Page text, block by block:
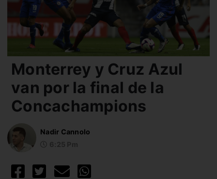
Monterrey y Cruz Azul
van por la final de la
Concachampions
Nadir Cannolo